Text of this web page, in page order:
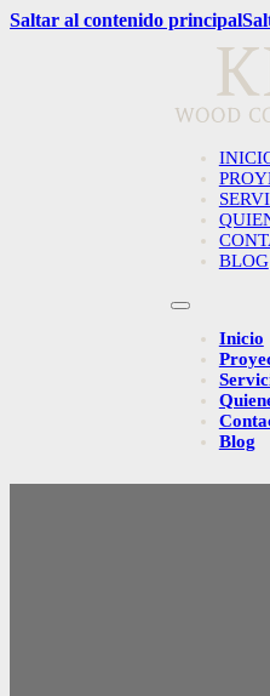
Saltar al contenido principal
BLOG
Inicio
Blog